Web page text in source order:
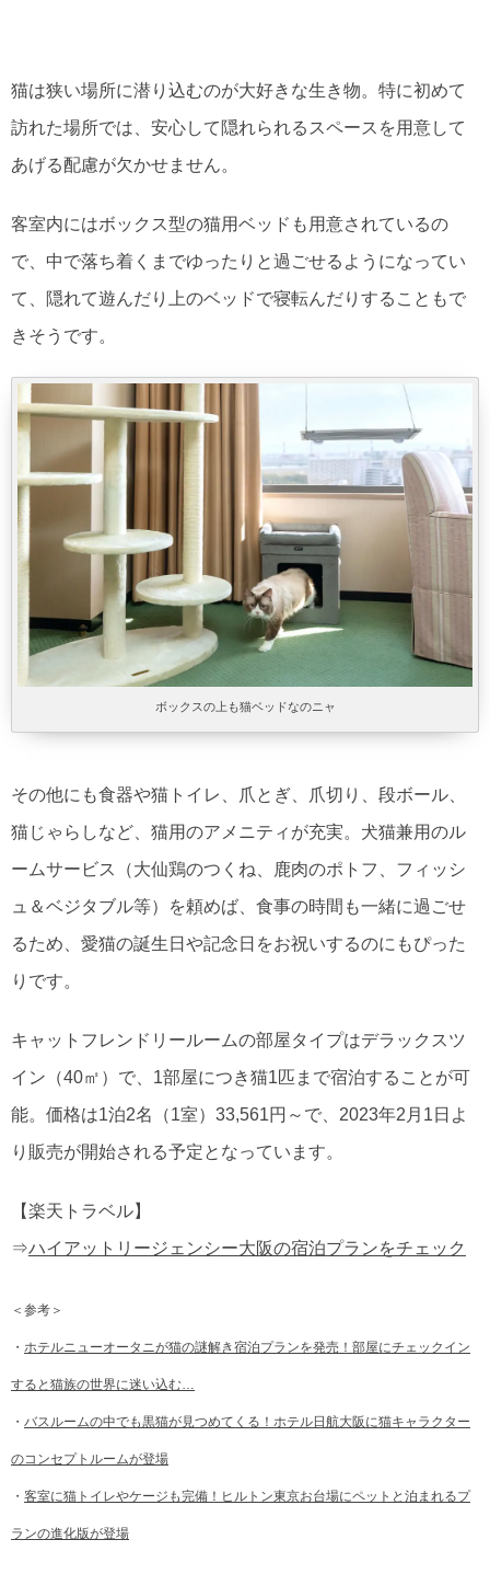
猫は狭い場所に潜り込むのが大好きな生き物。特に初めて
訪れた場所では、安心して隠れられるスペースを用意して
あげる配慮が欠かせません。
客室内にはボックス型の猫用ベッドも用意されているの
で、中で落ち着くまでゆったりと過ごせるようになってい
て、隠れて遊んだり上のベッドで寝転んだりすることもで
きそうです。
ボックスの上も猫ベッドなのニャ
その他にも食器や猫トイレ、爪とぎ、爪切り、段ボール、
猫じゃらしなど、猫用のアメニティが充実。犬猫兼用のル
ームサービス（大仙鶏のつくね、鹿肉のポトフ、フィッシ
ュ＆ベジタブル等）を頼めば、食事の時間も一緒に過ごせ
るため、愛猫の誕生日や記念日をお祝いするのにもぴった
りです。
キャットフレンドリールームの部屋タイプはデラックスツ
イン（40㎡）で、1部屋につき猫1匹まで宿泊することが可
能。価格は1泊2名（1室）33,561円～で、2023年2月1日よ
り販売が開始される予定となっています。
【楽天トラベル】
⇒ハイアットリージェンシー大阪の宿泊プランをチェック
＜参考＞
・ ホテルニューオータニが猫の謎解き宿泊プランを発売！部屋にチェックイン
すると猫族の世界に迷い込む…
・ バスルームの中でも黒猫が見つめてくる！ホテル日航大阪に猫キャラクター
のコンセプトルームが登場
・ 客室に猫トイレやケージも完備！ヒルトン東京お台場にペットと泊まれるプ
ランの進化版が登場